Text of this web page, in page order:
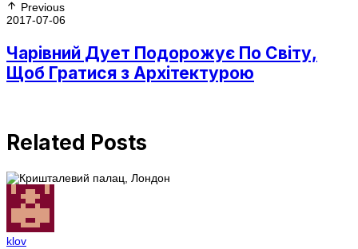
Previous
2017-07-06
Чарівний Дует Подорожує По Світу,
Щоб Гратися з Архітектурою
Related Posts
klov